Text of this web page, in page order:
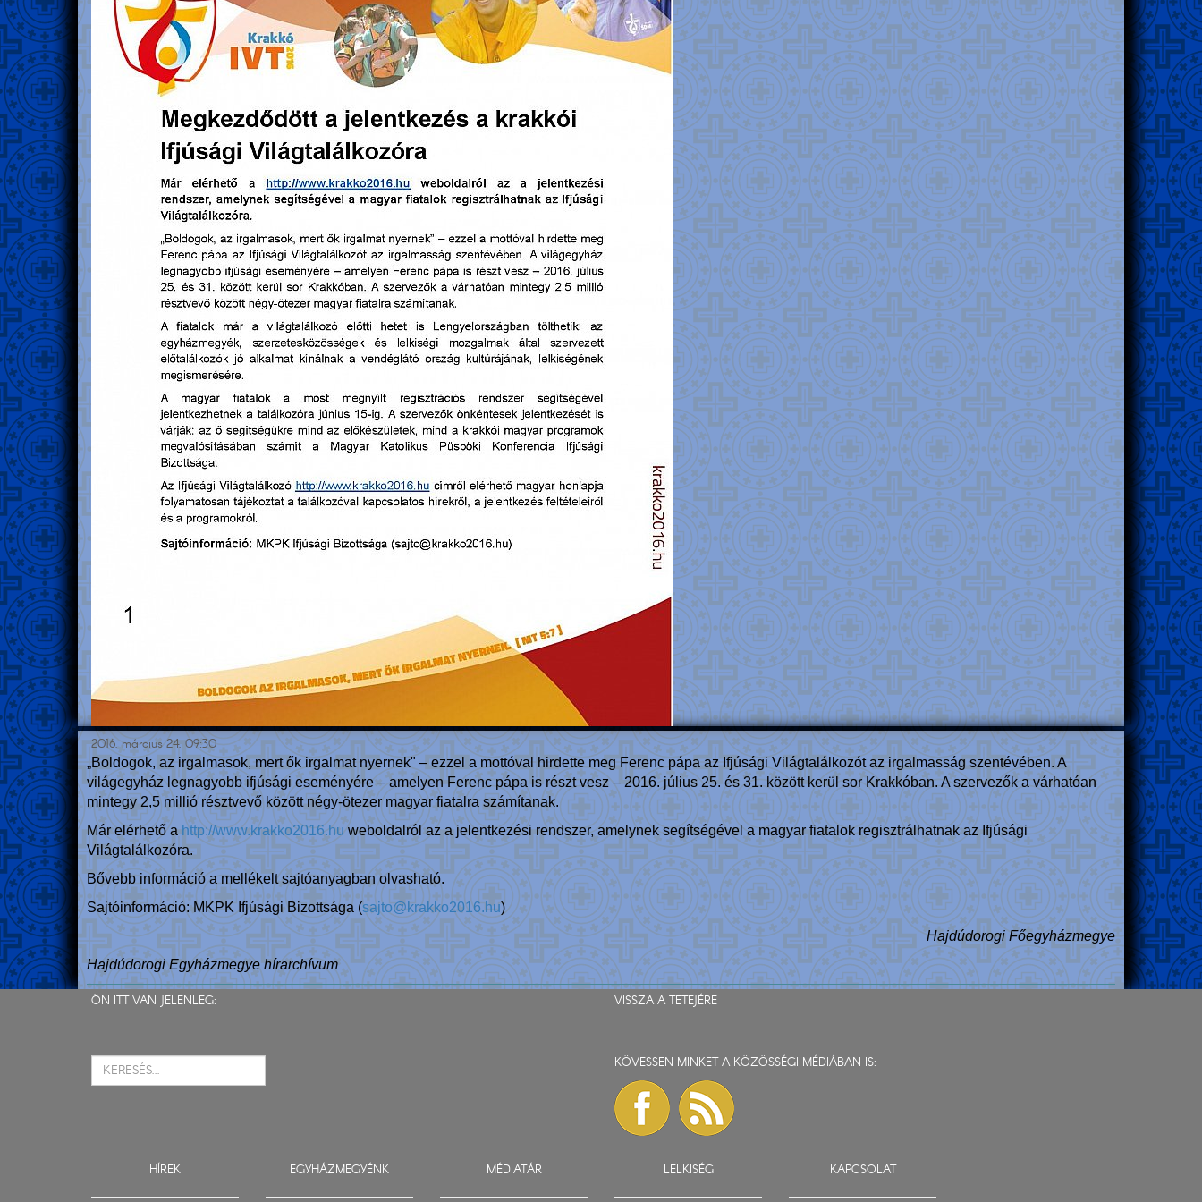
2016. március 24. 09:30
„Boldogok, az irgalmasok, mert ők irgalmat nyernek" – ezzel a mottóval hirdette meg Ferenc pápa az Ifjúsági Világtalálkozót az irgalmasság szentévében. A
világegyház legnagyobb ifjúsági eseményére – amelyen Ferenc pápa is részt vesz – 2016. július 25. és 31. között kerül sor Krakkóban. A szervezők a várhatóan
mintegy 2,5 millió résztvevő között négy-ötezer magyar fiatalra számítanak.
Már elérhető ahttp://www.krakko2016.huweboldalról az a jelentkezési rendszer, amelynek segítségével a magyar fiatalok regisztrálhatnak az Ifjúsági
Világtalálkozóra.
Bővebb információ a mellékelt sajtóanyagban olvasható.
Sajtóinformáció: MKPK Ifjúsági Bizottsága (sajto@krakko2016.hu)
Hajdúdorogi Főegyházmegye
Hajdúdorogi Egyházmegye hírarchívum
ÖN ITT VAN JELENLEG: VISSZA A TETEJÉRE
KÖVESSEN MINKET A KÖZÖSSÉGI MÉDIÁBAN IS:
HÍREK EGYHÁZMEGYÉNK MÉDIATÁR LELKISÉG KAPCSOLAT